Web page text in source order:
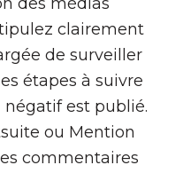
des médias
clairement
de surveiller
étapes à suivre
négatif est publié.
ou Mention
commentaires